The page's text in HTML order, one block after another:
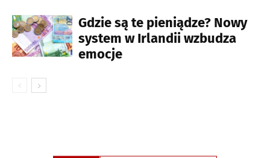
Gdzie są te pieniądze? Nowy
system w Irlandii wzbudza
emocje